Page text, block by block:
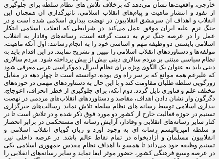
خارجی، واقعیت‌ها نشان می‌دهد که برخلاف تلاش های نظام سلطه برای جلوگیری
از نفوذ و انتشار ماهیت و پیام‌های انقلاب اسلامی، تاثیرگذاری آن همچنان این
انقلاب و اهداف آن سرمشق انقلابیون در نهضت بیداری اسلامی شده است و در
جنگ نرم علیه ایران موفق عمل می‌کند. در شرایطی که انقلاب اسلامی ابتکار
عمل را در عرصه جنگ نرم به دست گرفته است، رسانه‌های وفادار به انقلاب
اسلامی بایستی دو وظیفه مهم و اساسی خود را به انجام رسانند: اول آنکه ماهیت،
مولفه‌ها و دستاوردهای انقلاب اسلامی را تبیین و تشریح نمایند. در این اقدام باید به
نظام سیاسی مبتنی بر مردم سالاری دینی بیش از پیش پرداخته شود. مردم سالاری
دینی باید به عنوان یک الگوی ویژه برای نظام لیبرال دموکراسی غربی معرفی شود
که علیرغم همه موانع که بر سر راه وی بوده، توانسته است تا چهار دهه در مقابل
زورگویی سلطه طلبان مقاومت کند و با این حال به دستاوردهای مهمی در حوزه‌های
مختلف علم و فناوری نایل گردد. دوم آنکه، برای جلوگیری از خطر انحراف، اعوجاج،
دگرگون وار نشان دادن اهداف، مقاصد و دستاوردهای انقلاب‌های مردمی در نهضت
بیداری اسلامی توسط رسانه های نظام سلطه تلاش نماید. رسالت‌های خبرگزاری
تسنیم در حوزه فعالیت خارج از کشور دو مورد فوق ذکر شده و در تلاش است تا در
کنار سایر رسانه‌های انقلابی و وفادار، آرایش رسانه ای مستحکمی در برابر انحصار
و سلطه امپریالیسم رسانه ای به وجود آورد و زبان گویای انقلاب اسلامی و
انقلابیون مسلمان و آزادیخواه در تمام نقاط عالم باشد. در عرصه داخلی نیز،
تسنیم وظیفه خود می‌داند تا همسو با اهداف نظام مقدس جمهوری اسلامی یکی
در عرصه وسیع فرهنگی کشور، حضور موثر ایفا نماید و سایر رسانه‌های انقلابی را